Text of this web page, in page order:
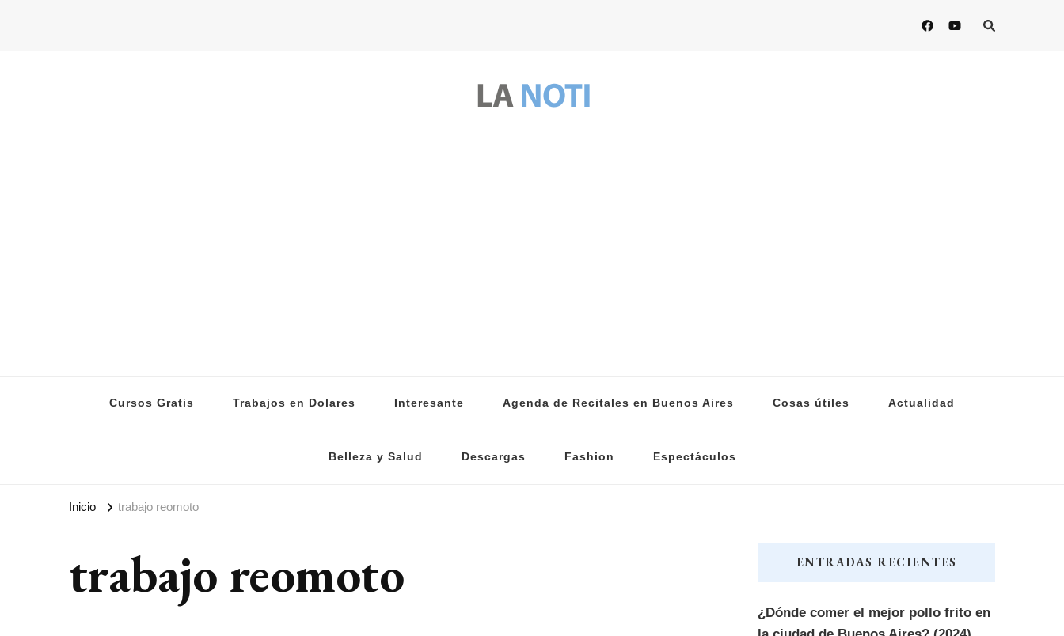
Cursos Gratis Trabajos en Dolares Interesante Agenda de Recitales en Buenos Aires Cosas útiles Actualidad
Belleza y Salud Descargas Fashion Espectáculos
Inicio trabajo reomoto
trabajo reomoto ENTRADAS RECIENTES
¿Dónde comer el mejor pollo frito en